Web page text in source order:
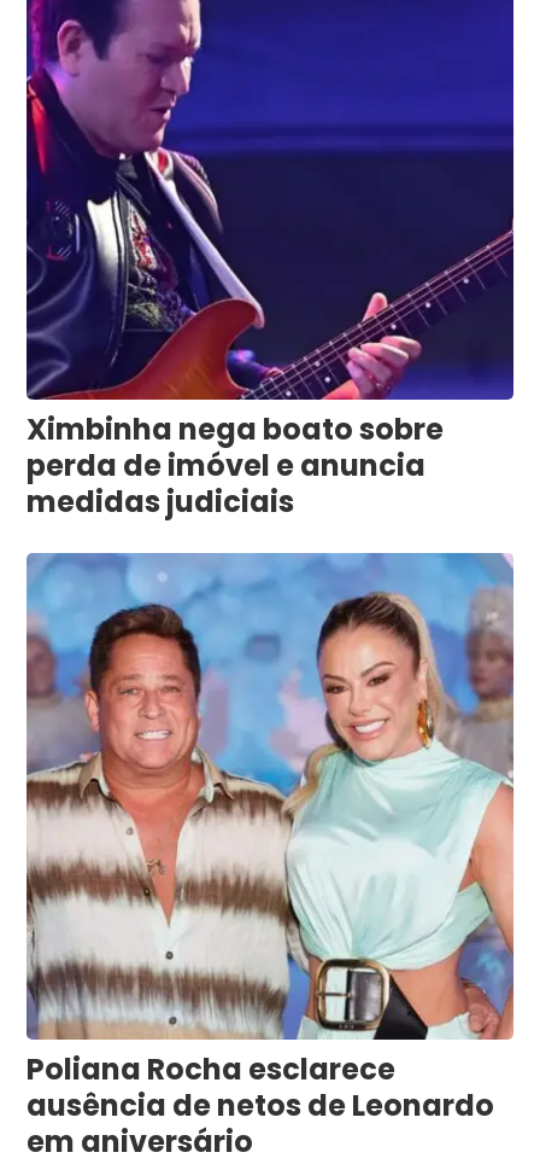
Ximbinha nega boato sobre
perda de imóvel e anuncia
medidas judiciais
Poliana Rocha esclarece
ausência de netos de Leonardo
em aniversário